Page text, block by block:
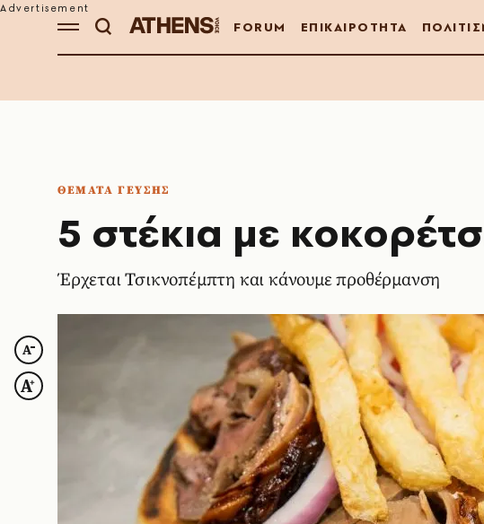
FORUM ΕΠΙΚΑΙΡΟΤΗΤΑ
ΘΕΜΑΤΑ ΓΕΥΣΗΣ
5 στέκια με
Έρχεται Τσικνοπέμπτη και κάνουμε προθέρμανση